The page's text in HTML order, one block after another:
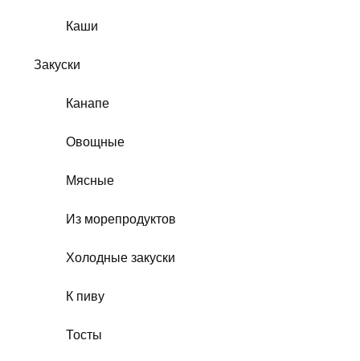
Каши
Закуски
Канапе
Овощные
Мясные
Из морепродуктов
Холодные закуски
К пиву
Тосты